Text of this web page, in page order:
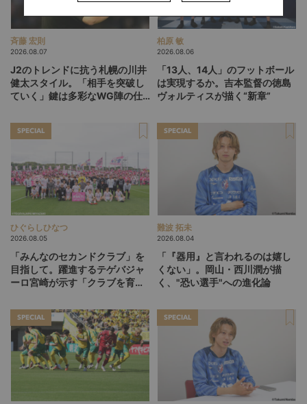
斉藤 宏則
2026.08.07
J2のトレンドに抗う札幌の川井
健太スタイル。「相手を突破し
ていく」鍵は多彩なWG陣の仕
柏原 敏
2026.08.06
「13人、14人」のフットボール
は実現するか。吉本監督の徳島
ヴォルティスが描く“新章”
SPECIAL
ひぐらしひなつ
2026.08.05
「みんなのセカンドクラブ」を
目指して。躍進するテゲバジャ
ーロ宮崎が示す「クラブを育て
SPECIAL
難波 拓未
2026.08.04
「『器用』と言われるのは嬉し
くない」。岡山・西川潤が描
く、"恐い選手"への進化論
SPECIAL SPECIAL